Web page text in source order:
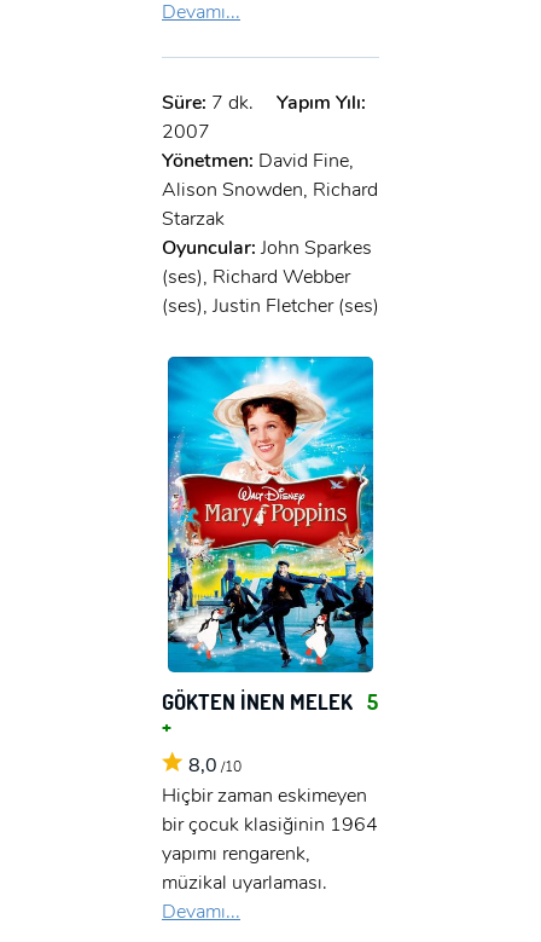
GIRIŞ
ÜYE OL
Devamı...
Süre: 7 dk.
Yapım Yılı:
2007
Yönetmen: David Fine,
Alison Snowden, Richard
Starzak
Oyuncular: John Sparkes
(ses), Richard Webber
(ses), Justin Fletcher (ses)
GÖKTEN İNEN MELEK 5
+
8,0 /10
Hiçbir zaman eskimeyen
bir çocuk klasiğinin 1964
yapımı rengarenk,
müzikal uyarlaması.
Devamı...